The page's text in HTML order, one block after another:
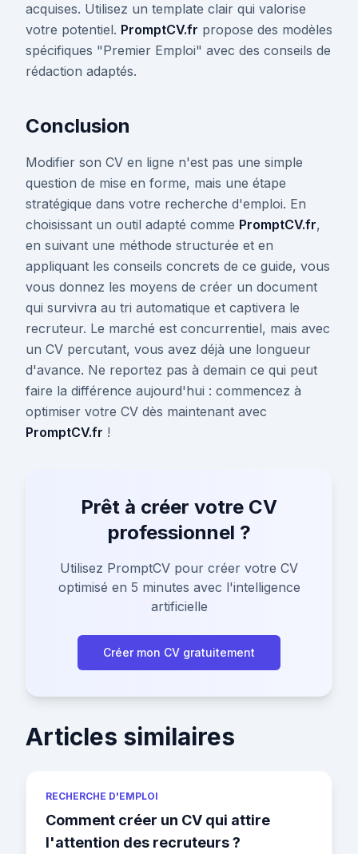
acquises. Utilisez un template clair qui valorise
votre potentiel. PromptCV.fr propose des modèles
spécifiques "Premier Emploi" avec des conseils de
rédaction adaptés.
Conclusion
Modifier son CV en ligne n'est pas une simple
question de mise en forme, mais une étape
stratégique dans votre recherche d'emploi. En
choisissant un outil adapté comme PromptCV.fr,
en suivant une méthode structurée et en
appliquant les conseils concrets de ce guide, vous
vous donnez les moyens de créer un document
qui survivra au tri automatique et captivera le
recruteur. Le marché est concurrentiel, mais avec
un CV percutant, vous avez déjà une longueur
d'avance. Ne reportez pas à demain ce qui peut
faire la différence aujourd'hui : commencez à
optimiser votre CV dès maintenant avec
PromptCV.fr !
Prêt à créer votre CV
professionnel ?
Utilisez PromptCV pour créer votre CV
optimisé en 5 minutes avec l'intelligence
artificielle
Créer mon CV gratuitement
Articles similaires
RECHERCHE D'EMPLOI
Comment créer un CV qui attire
l'attention des recruteurs ?